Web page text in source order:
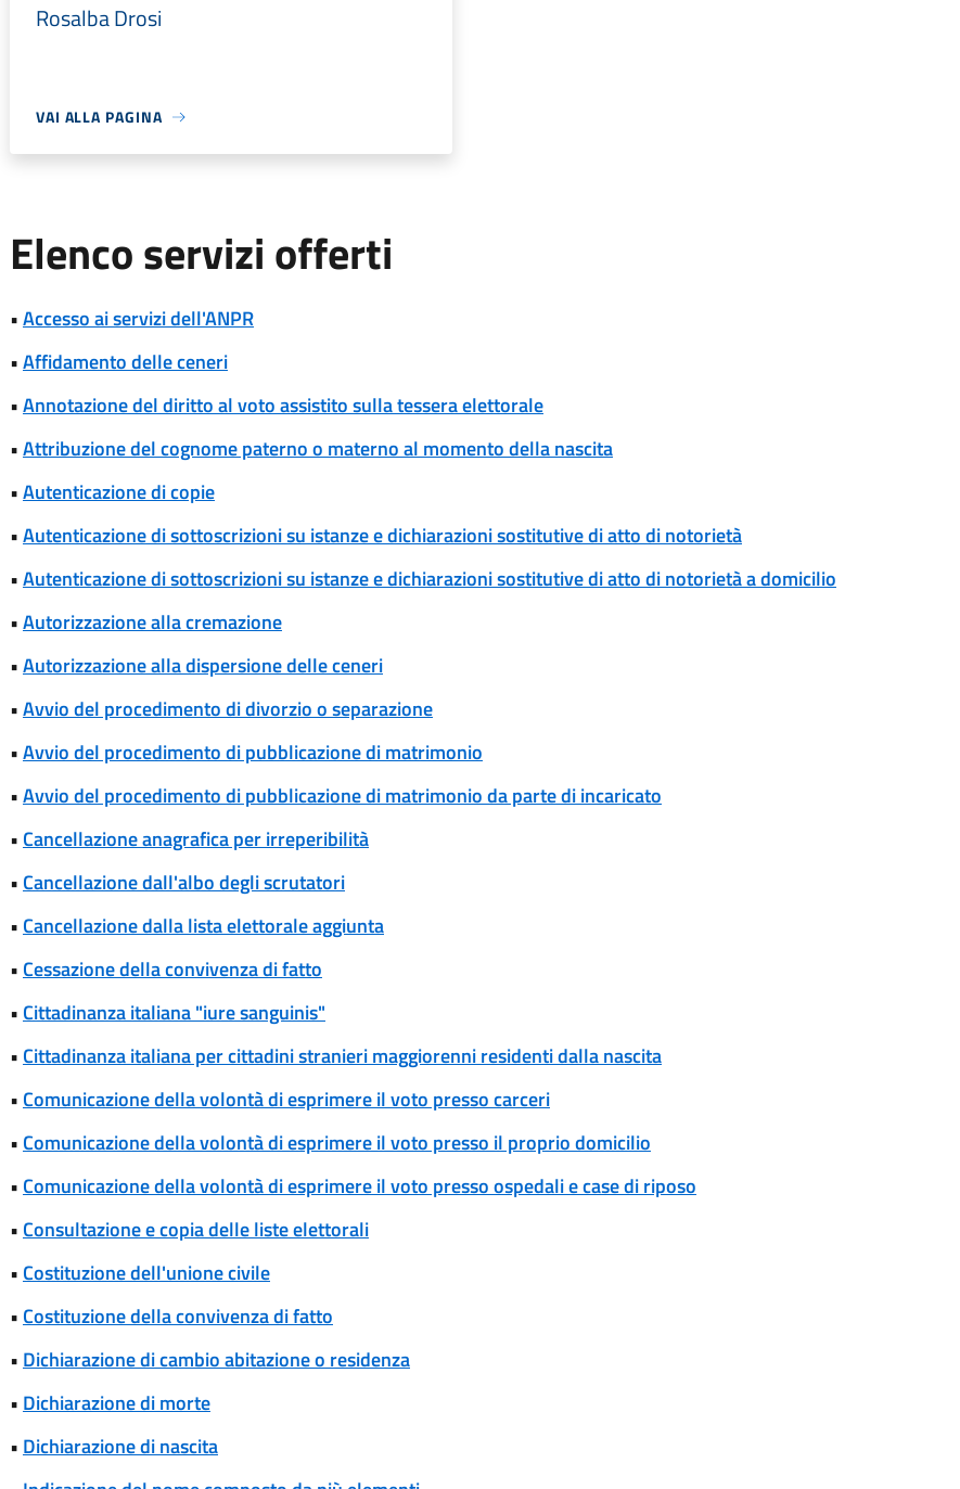
Rosalba Drosi
VAI ALLA PAGINA
Elenco servizi offerti
•Accesso ai servizi dell'ANPR
•Affidamento delle ceneri
•Annotazione del diritto al voto assistito sulla tessera elettorale
•Attribuzione del cognome paterno o materno al momento della nascita
•Autenticazione di copie
•Autenticazione di sottoscrizioni su istanze e dichiarazioni sostitutive di atto di notorietà
•Autenticazione di sottoscrizioni su istanze e dichiarazioni sostitutive di atto di notorietà a domicilio
•Autorizzazione alla cremazione
•Autorizzazione alla dispersione delle ceneri
•Avvio del procedimento di divorzio o separazione
•Avvio del procedimento di pubblicazione di matrimonio
•Avvio del procedimento di pubblicazione di matrimonio da parte di incaricato
• Cancellazione anagrafica per irreperibilità
• Cancellazione dall'albo degli scrutatori
• Cancellazione dalla lista elettorale aggiunta
• Cessazione della convivenza di fatto
• Cittadinanza italiana "iure sanguinis"
• Cittadinanza italiana per cittadini stranieri maggiorenni residenti dalla nascita
• Comunicazione della volontà di esprimere il voto presso carceri
• Comunicazione della volontà di esprimere il voto presso il proprio domicilio
• Comunicazione della volontà di esprimere il voto presso ospedali e case di riposo
• Consultazione e copia delle liste elettorali
• Costituzione dell'unione civile
• Costituzione della convivenza di fatto
• Dichiarazione di cambio abitazione o residenza
• Dichiarazione di morte
• Dichiarazione di nascita